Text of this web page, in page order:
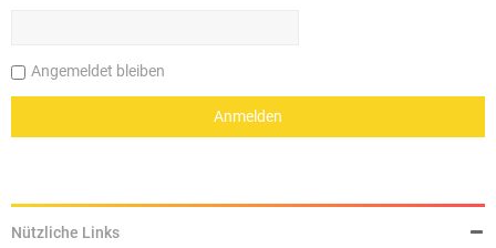
Angemeldet bleiben
Nützliche Links